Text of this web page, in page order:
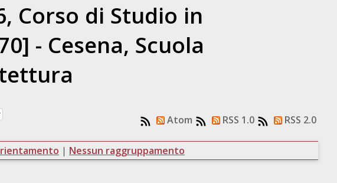
Corso di Studio in
- Cesena, Scuola
Atom RSS 1.0 RSS 2.0
| Nessun raggruppamento